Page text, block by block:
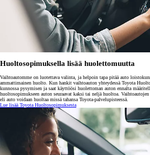
Huoltosopimuksella lisää huolettomuutta
Vaihtoautomme on luotettava valinta, ja helpoin tapa pitää auto
ammattimainen huolto. Kun hankit vaihtoauton yhteydessä Toyota
kunnossa pysymisen ja saat käyttöösi huolettoman auton ennalta
huoltosopimukseen auton seuraavat kaksi tai neljä huoltoa.
eli auto voidaan huoltaa missä tahansa Toyota-palvelupisteessä.
Lue lisää Toyota Huoltosopimuksesta